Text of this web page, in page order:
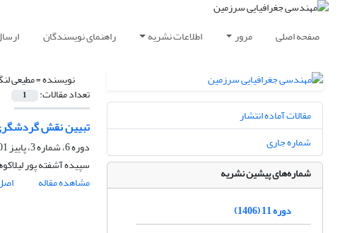
صفحه اصلی مرور اطلاعات نشریه راهنمای نویسندگان
نویسنده =مطیعی
تعداد مقالات: 1
تبیین نقش
دوره 6، شماره 3، پاییز 1401، صفحه
سپیده آشفته پور
مشاهده مقاله
مقالات آماده انتشار
شماره جاری
شماره‌های پیشین نشریه
دوره 11 (1406)